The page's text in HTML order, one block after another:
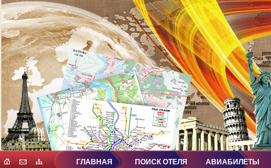
ГЛАВНАЯ ПОИСК ОТЕЛЯ АВИАБИЛЕТЫ